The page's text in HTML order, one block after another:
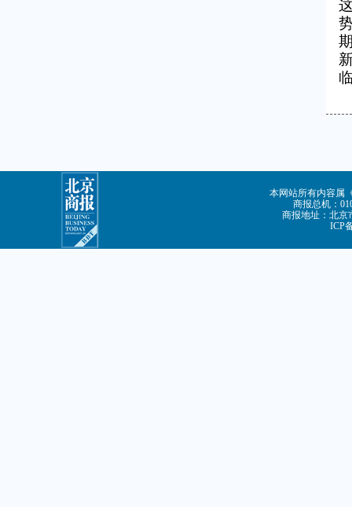
本网站所有内容属
商报总机：
商报地址：北京
ICP